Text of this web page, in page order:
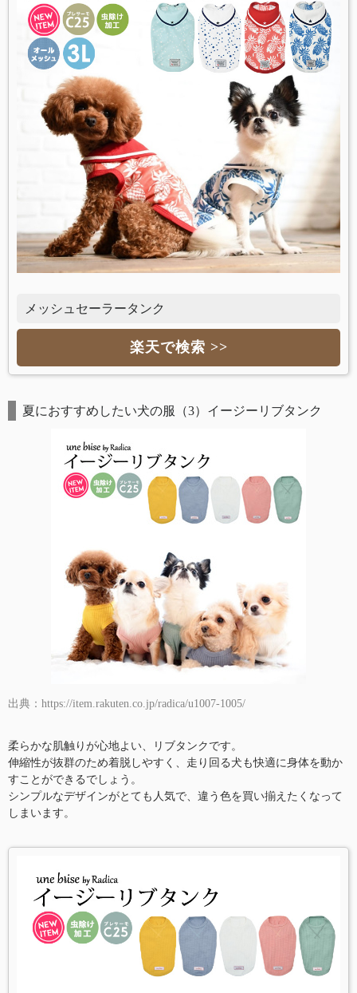
メッシュセーラータンク
楽天で検索 >>
夏におすすめしたい犬の服（3）イージーリブタンク
出典：https://item.rakuten.co.jp/radica/u1007-1005/
柔らかな肌触りが心地よい、リブタンクです。
伸縮性が抜群のため着脱しやすく、走り回る犬も快適に身体を動か
すことができるでしょう。
シンプルなデザインがとても人気で、違う色を買い揃えたくなって
しまいます。